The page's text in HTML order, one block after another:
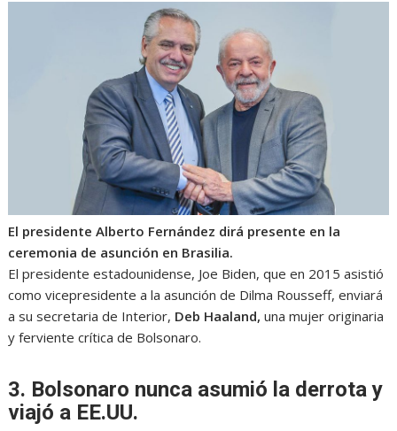
El presidente Alberto Fernández dirá presente en la
ceremonia de asunción en Brasilia.
El presidente estadounidense, Joe Biden, que en 2015 asistió
como vicepresidente a la asunción de Dilma Rousseff, enviará
a su secretaria de Interior, Deb Haaland,una mujer originaria
y ferviente crítica de Bolsonaro.
3. Bolsonaro nunca asumió la derrota y
viajó a EE.UU.